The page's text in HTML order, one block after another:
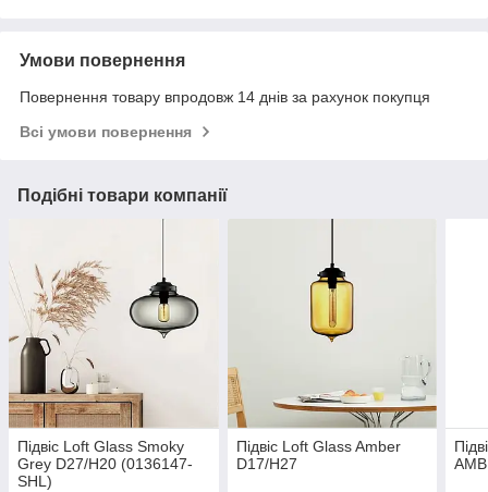
Умови повернення
Повернення товару впродовж 14 днів за рахунок покупця
Всі умови повернення
Подібні товари компанії
Підвіс Loft Glass Smoky
Grey D27/H20 (0136147-
SHL)
Підвіс Loft Glass Amber
D17/H27